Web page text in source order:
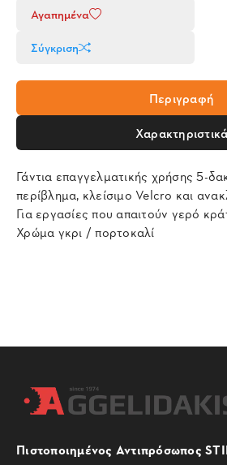
Αγαπημένα
Σύγκριση
Περιγραφή
Χαρακτηριστικά
Γάντια επαγγελματικής χρήσης 5-
περίβλημα, κλείσιμο Velcro και
Για εργασίες που απαιτούν γερό
Χρώμα γκρι / πορτοκαλί
Πιστοποιημένος Αντιπρόσωπος